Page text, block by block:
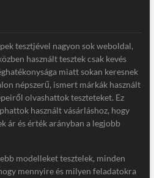
tesztjével nagyon sok weboldal,
használt tesztek csak kevés
miatt sokan keresnek
népszerű, ismert márkák használt
olvashattok teszteteket. Ez
használt vásárláshoz, hogy
ár és érték arányban a legjobb
modelleket tesztelek, minden
mennyire és milyen feladatokra